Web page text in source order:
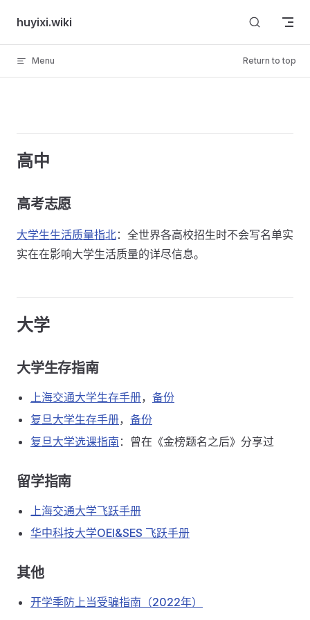
Skip to content
huyixi.wiki
Menu Return to top
高中
高考志愿
大学生生活质量指北：全世界各高校招生时不会写名单实
实在在影响大学生活质量的详尽信息。
大学
大学生存指南
上海交通大学生存手册， 备份
复旦大学生存手册， 备份
复旦大学选课指南 ：曾在《金榜题名之后》分享过
留学指南
上海交通大学飞跃手册
华中科技大学OEI&SES 飞跃手册
其他
开学季防上当受骗指南（2022年）